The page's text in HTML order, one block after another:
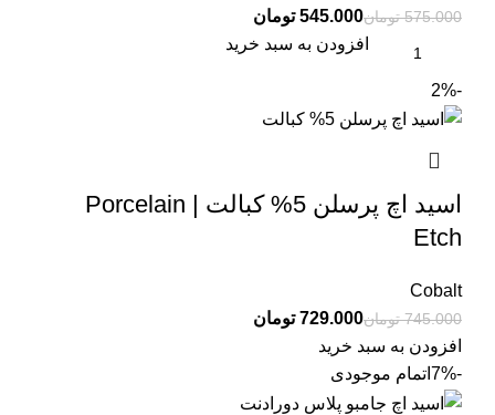
575.000 تومان545.000 تومان
افزودن به سبد خرید
-2%
اسید اچ پرسلن 5% کبالت | Porcelain
Etch
Cobalt
745.000 تومان729.000 تومان
افزودن به سبد خرید
-7%
اتمام موجودی